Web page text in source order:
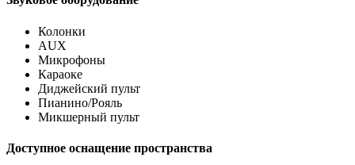
Колонки
AUX
Микрофоны
Караоке
Диджейский пульт
Пианино/Рояль
Микшерный пульт
Доступное оснащение пространства